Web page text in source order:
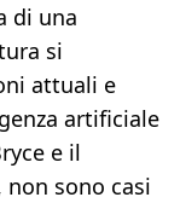
di una
si
attuali e
artificiale
e il
sono casi